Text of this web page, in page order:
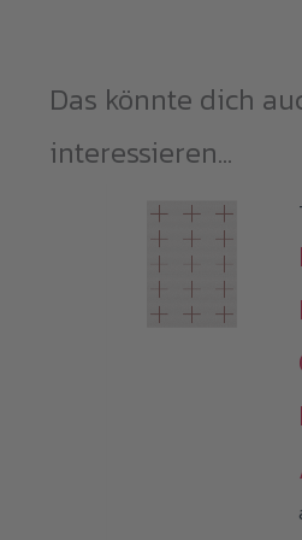
Das könnte dich
interessieren...